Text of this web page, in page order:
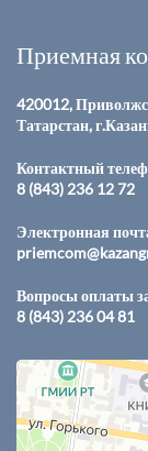
Приемная
420012,
Татарстан,
Контактный
8 (843) 236 12 72
Электронная
Вопросы оплаты
8 (843) 236 04 81